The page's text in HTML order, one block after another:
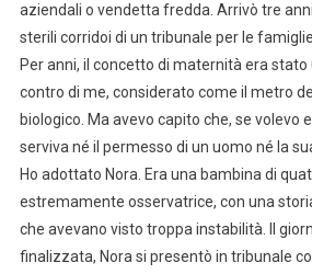
aziendali o vendetta fredda. Arrivò tre
sterili corridoi di un tribunale per le famiglie.
Per anni, il concetto di maternità era stato
contro di me, considerato come il metro
biologico. Ma avevo capito che, se volevo
serviva né il permesso di un uomo né la
Ho adottato Nora. Era una bambina di
estremamente osservatrice, con una
che avevano visto troppa instabilità. Il
finalizzata, Nora si presentò in tribunale